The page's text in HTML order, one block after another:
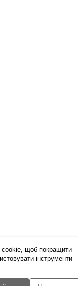
cookie, щоб покращити
інструменти